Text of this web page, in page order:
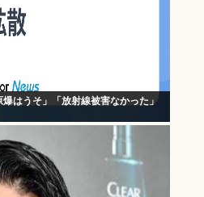
はうそ」「放射線被害なかった」